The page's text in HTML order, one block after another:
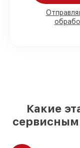
80%
условии,
сразу
Какие
сервисным